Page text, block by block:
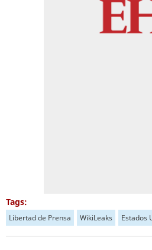
Tags:
Libertad de Prensa WikiLeaks Estados